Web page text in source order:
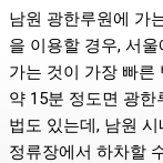
남원 광한루원에 가
을 이용할 경우, 서
가는 것이 가장 빠른
약 15분 정도면 광
법도 있는데, 남원
정류장에서 하차할